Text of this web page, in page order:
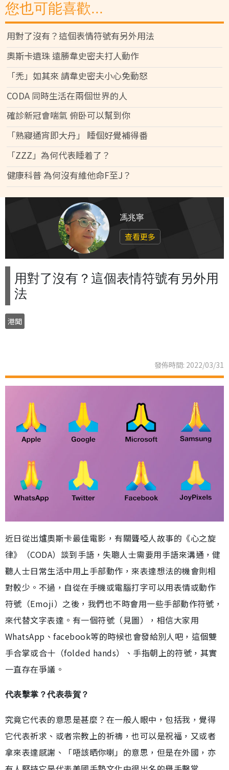
您也可能喜歡...
用對了沒有？這個表情符號有另外用法
奧斯卡遺珠 遠勝韋史密夫打人動作
「禿」如其來 請韋史密夫小心免動怒
CODA 同時生活在兩個世界的人
確診新冠會喘氣 俯卧可以幫到你
「熟寢通宵即大丹」 睡個好覺補得番
「ZZZ」為何代表睡着了？
健康科普 為何沒有維他命F至J？
馮兆寧
查看更多
用對了沒有？這個表情符號有另外用
法
港聞
發佈時間: 2022/03/31
近日從出爐奧斯卡最佳電影，有關聾啞人故事的《心之旋
律》（CODA）談到手語，失聰人士需要用手語來溝通，健
聽人士日常生活中用上手部動作，來表達想法的機會則相
對較少。不過，自從在手機或電腦打字可以用表情或動作
符號（Emoji）之後，我們也不時會用一些手部動作符號，
來代替文字表達。有一個符號（見圖），相信大家用
WhatsApp、facebook等的時候也會發給別人吧，這個雙
手合掌或合十（folded hands）、手指朝上的符號，其實
一直存在爭議。
代表擊掌？代表恭賀？
究竟它代表的意思是甚麼？在一般人眼中，包括我，覺得
它代表祈求、或者宗教上的祈禱，也可以是祝福，又或者
拿來表達感謝、「唔該晒你喇」的意思，但是在外國，亦